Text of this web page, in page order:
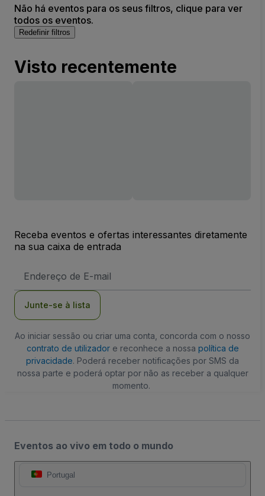
Não há eventos para os seus filtros, clique para ver
todos os eventos.
Redefinir filtros
Visto recentemente
Receba eventos e ofertas interessantes diretamente
na sua caixa de entrada
de
Junte-se à lista
Ao iniciar sessão ou criar uma conta, concorda com o nosso
contrato de utilizadore reconhece a nossa política de
privacidade. Poderá receber notificações por SMS da
nossa parte e poderá optar por não as receber a qualquer
momento.
Eventos ao vivo em todo o mundo
Portugal